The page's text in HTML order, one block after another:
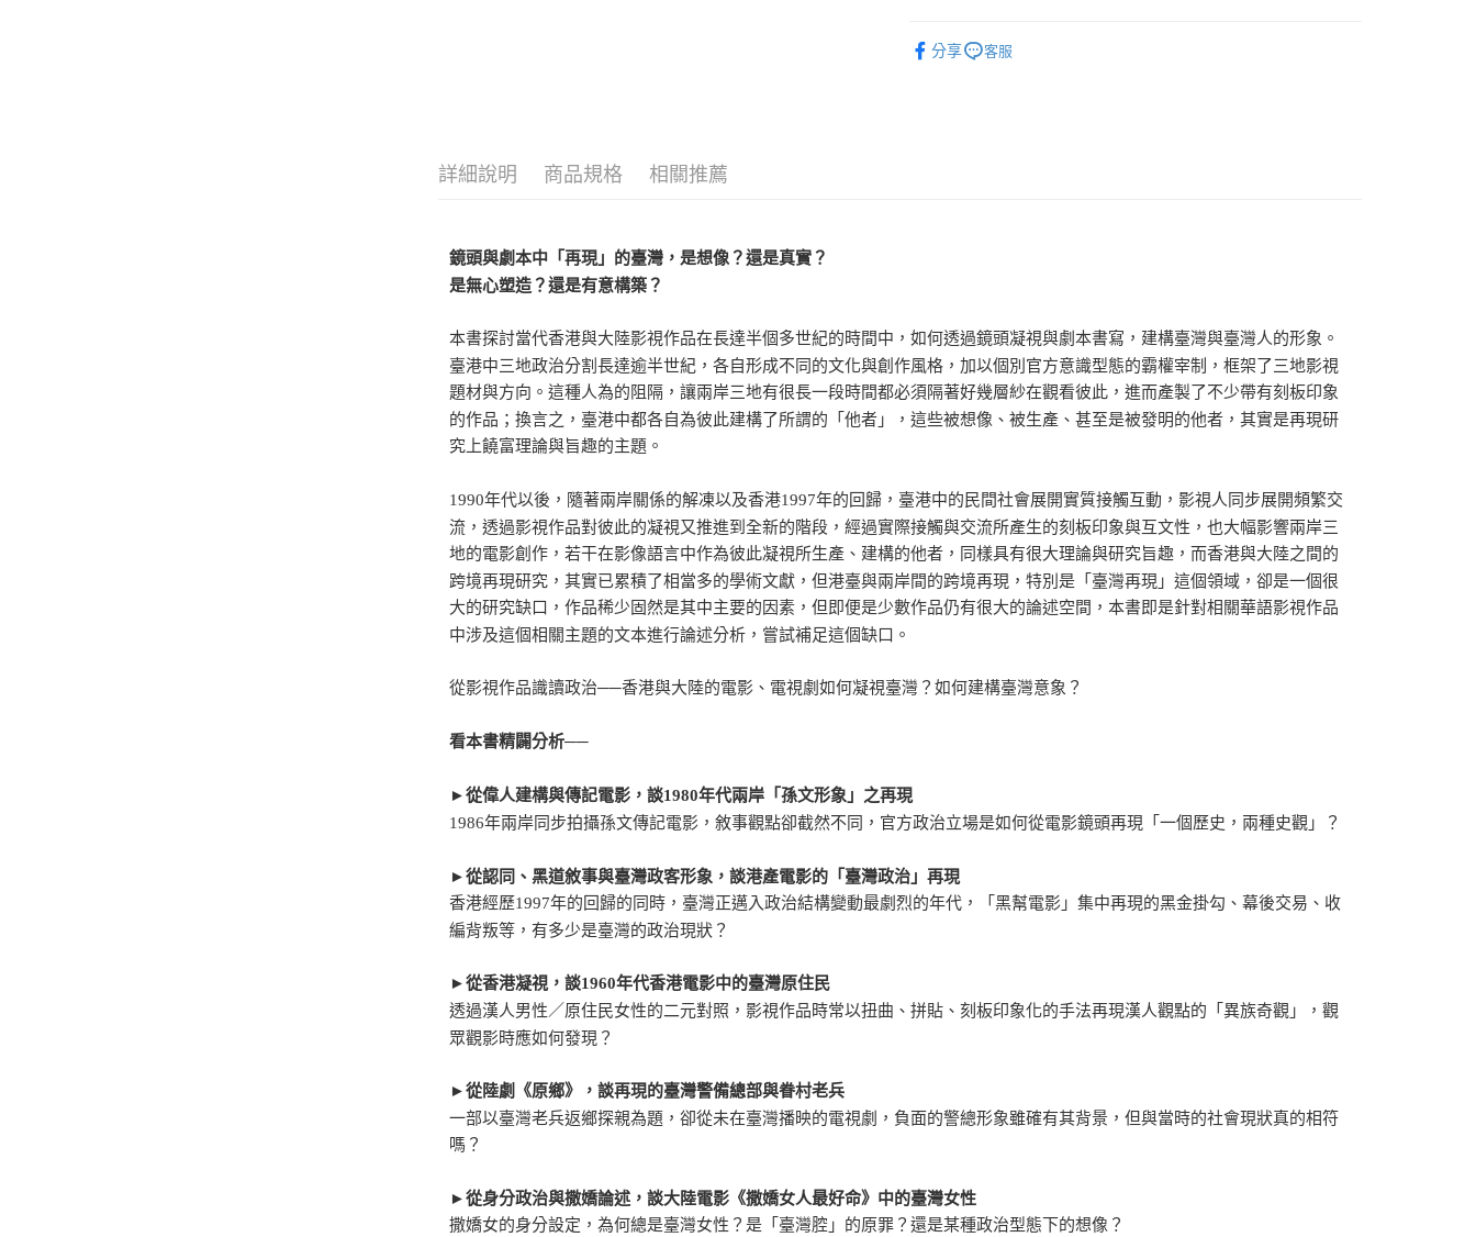
分享 客服
詳細說明 商品規格 相關推薦
鏡頭與劇本中「再現」的臺灣，是想像？還是真實？
是無心塑造？還是有意構築？
本書探討當代香港與大陸影視作品在長達半個多世紀的時間中，如何透過鏡頭凝視與劇本書寫，建構臺灣與臺灣人的形象。
臺港中三地政治分割長達逾半世紀，各自形成不同的文化與創作風格，加以個別官方意識型態的霸權宰制，框架了三地影視
題材與方向。這種人為的阻隔，讓兩岸三地有很長一段時間都必須隔著好幾層紗在觀看彼此，進而產製了不少帶有刻板印象
的作品；換言之，臺港中都各自為彼此建構了所謂的「他者」，這些被想像、被生產、甚至是被發明的他者，其實是再現研
究上饒富理論與旨趣的主題。
1990年代以後，隨著兩岸關係的解凍以及香港1997年的回歸，臺港中的民間社會展開實質接觸互動，影視人同步展開頻繁交
流，透過影視作品對彼此的凝視又推進到全新的階段，經過實際接觸與交流所產生的刻板印象與互文性，也大幅影響兩岸三
地的電影創作，若干在影像語言中作為彼此凝視所生產、建構的他者，同樣具有很大理論與研究旨趣，而香港與大陸之間的
跨境再現研究，其實已累積了相當多的學術文獻，但港臺與兩岸間的跨境再現，特別是「臺灣再現」這個領域，卻是一個很
大的研究缺口，作品稀少固然是其中主要的因素，但即便是少數作品仍有很大的論述空間，本書即是針對相關華語影視作品
中涉及這個相關主題的文本進行論述分析，嘗試補足這個缺口。
從影視作品識讀政治──香港與大陸的電影、電視劇如何凝視臺灣？如何建構臺灣意象？
看本書精闢分析──
►從偉人建構與傳記電影，談1980年代兩岸「孫文形象」之再現
1986年兩岸同步拍攝孫文傳記電影，敘事觀點卻截然不同，官方政治立場是如何從電影鏡頭再現「一個歷史，兩種史觀」？
►從認同、黑道敘事與臺灣政客形象，談港產電影的「臺灣政治」再現
香港經歷1997年的回歸的同時，臺灣正邁入政治結構變動最劇烈的年代，「黑幫電影」集中再現的黑金掛勾、幕後交易、收
編背叛等，有多少是臺灣的政治現狀？
►從香港凝視，談1960年代香港電影中的臺灣原住民
透過漢人男性／原住民女性的二元對照，影視作品時常以扭曲、拼貼、刻板印象化的手法再現漢人觀點的「異族奇觀」，觀
眾觀影時應如何發現？
►從陸劇《原鄉》，談再現的臺灣警備總部與眷村老兵
一部以臺灣老兵返鄉探親為題，卻從未在臺灣播映的電視劇，負面的警總形象雖確有其背景，但與當時的社會現狀真的相符
嗎？
►從身分政治與撒嬌論述，談大陸電影《撒嬌女人最好命》中的臺灣女性
撒嬌女的身分設定，為何總是臺灣女性？是「臺灣腔」的原罪？還是某種政治型態下的想像？